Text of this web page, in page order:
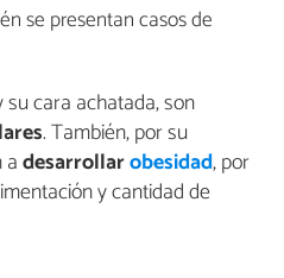
se presentan casos de
cara achatada, son
. También, por su
desarrollarobesidad, por
y cantidad de